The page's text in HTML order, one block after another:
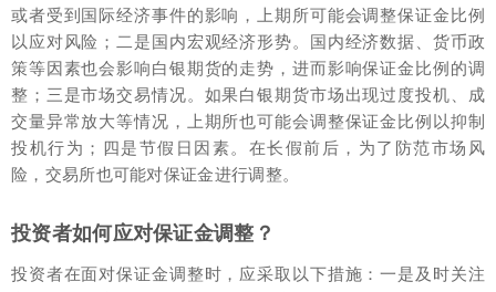
或者受到国际经济事件的影响，上期所可能会调整保证金比例
以应对风险；二是国内宏观经济形势。国内经济数据、货币政
策等因素也会影响白银期货的走势，进而影响保证金比例的调
整；三是市场交易情况。如果白银期货市场出现过度投机、成
交量异常放大等情况，上期所也可能会调整保证金比例以抑制
投机行为；四是节假日因素。在长假前后，为了防范市场风
险，交易所也可能对保证金进行调整。
投资者如何应对保证金调整？
投资者在面对保证金调整时，应采取以下措施：一是及时关注